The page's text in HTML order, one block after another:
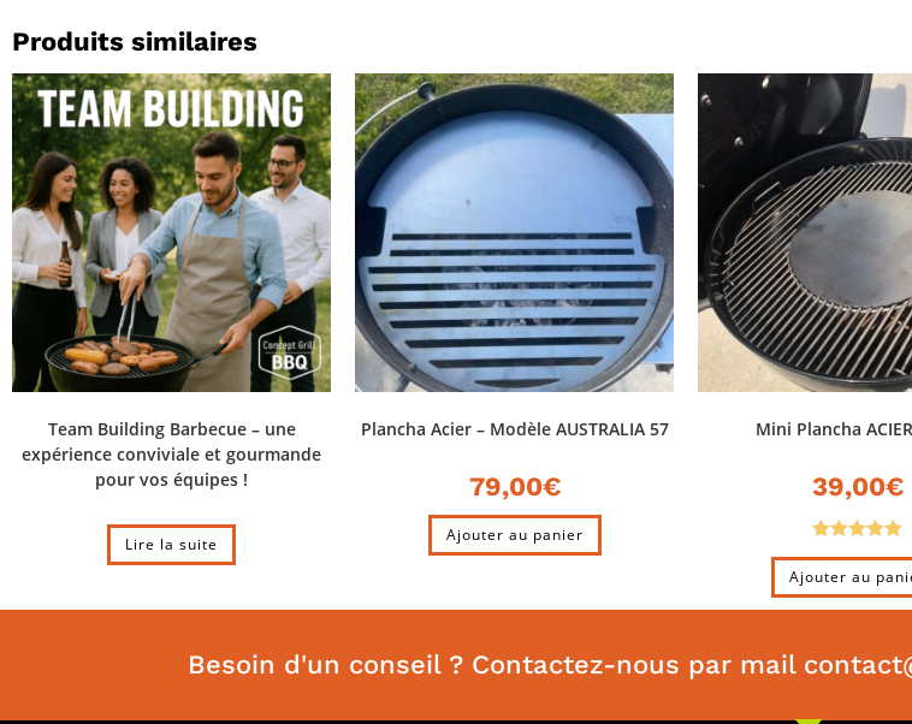
Produits similaires
Team Building Barbecue – une
expérience conviviale et gourmande
pour vos équipes !
Lire la suite
Plancha Acier – Modèle AUSTRALIA 57
79,00€
Ajouter au panier
Mini Plancha
39,00€
Note5.00
sur 5
Ajouter au
Besoin d'un conseil ? Contactez-nous par mail